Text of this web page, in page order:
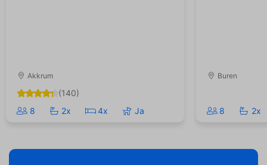
Akkrum
(140)
8
2x 4x Ja
Buren
8 2x